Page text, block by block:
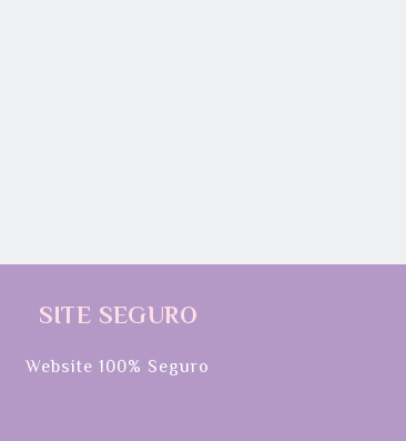
SITE SEGURO
Website 100% Seguro